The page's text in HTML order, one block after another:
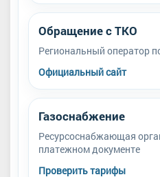
Обращение с ТКО
Региональный оператор
Официальный сайт
Газоснабжение
Ресурсоснабжающая
платежном документе
Проверить тарифы